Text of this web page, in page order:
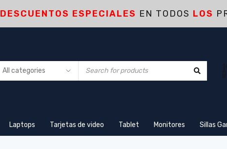
DESCUENTOS ESPECIALES EN TODOS LOS
Laptops Tarjetas de video Tablet Monitores Sillas